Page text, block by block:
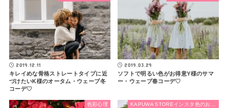
2019.12.11
キレイめな骨格ストレートタイプに近
づけたいK様のオータム・ウェーブ冬
コーデ♡
2019.03.29
ソフトで明るい色がお得意Y様のサマ
ー・ウェーブ春コーデ♡
色彩心理 KAPUWA STOREインスタ色のお話し